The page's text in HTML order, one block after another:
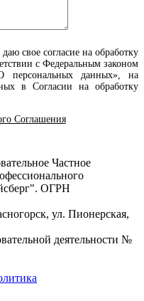
свое согласие на обработку
с Федеральным законом
данных», на
в Согласии на обработку
Соглашения
Частное
ОГРН
ул. Пионерская,
деятельности №